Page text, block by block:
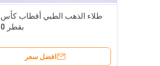
بقطر 10 مم
افضل سعر